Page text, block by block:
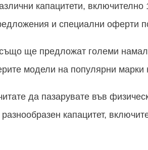
капацитети,
и специални оферти
ще предложат големи
модели на популярни марки
да пазарувате във
капацитет,